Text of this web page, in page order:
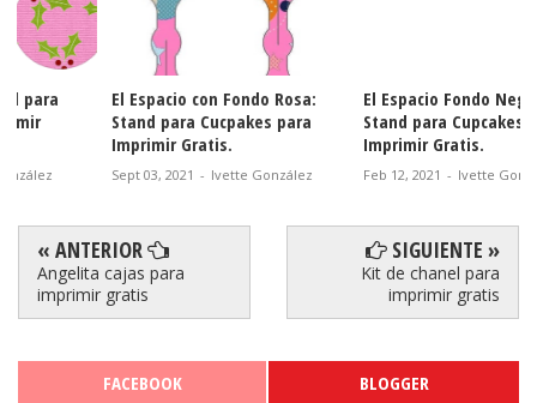
El Espacio con Fondo Rosa:
Stand para Cucpakes para
Imprimir Gratis.
Sept 03, 2021 - Ivette González
El Espacio Fondo Negro:
Stand para Cupcakes para
Imprimir Gratis.
Feb 12, 2021 - Ivette González
« ANTERIOR
Angelita cajas para
imprimir gratis
SIGUIENTE »
Kit de chanel para
imprimir gratis
FACEBOOK BLOGGER